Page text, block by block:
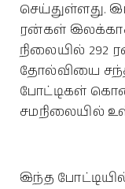
செய்துள்ளது.
ரன்கள்
நிலையில் 292
தோல்வியை
போட்டிகள்
சமநிலையில்
இந்த